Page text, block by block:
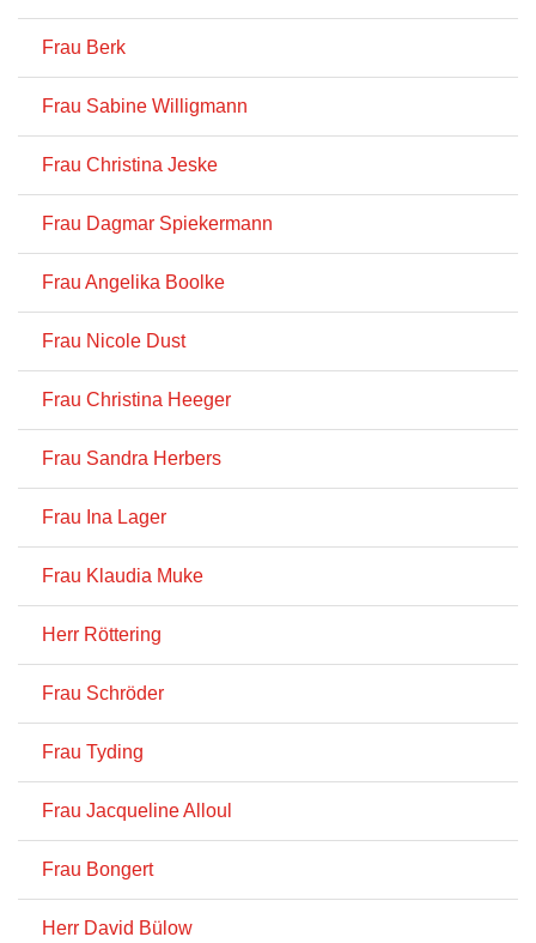
Frau Berk
Frau Sabine Willigmann
Frau Christina Jeske
Frau Dagmar Spiekermann
Frau Angelika Boolke
Frau Nicole Dust
Frau Christina Heeger
Frau Sandra Herbers
Frau Ina Lager
Frau Klaudia Muke
Herr Röttering
Frau Schröder
Frau Tyding
Frau Jacqueline Alloul
Frau Bongert
Herr David Bülow